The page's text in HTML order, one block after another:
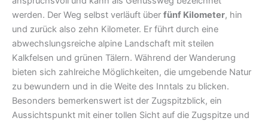
werden. Der Weg selbst verläuft über fünf Kilometer, hin
und zurück also zehn Kilometer. Er führt durch eine
abwechslungsreiche alpine Landschaft mit steilen
Kalkfelsen und grünen Tälern. Während der Wanderung
bieten sich zahlreiche Möglichkeiten, die umgebende Natur
zu bewundern und in die Weite des Inntals zu blicken.
Besonders bemerkenswert ist der Zugspitzblick, ein
Aussichtspunkt mit einer tollen Sicht auf die Zugspitze und